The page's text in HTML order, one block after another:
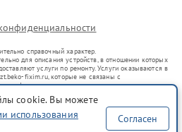
справочный характер.
для описания устройств, в отношении которых
услуги по ремонту. Услуги оказываются в
fixim.ru, которые не связаны с
их официальными представителями.
введенных в гражданский оборот в соответствии
цели индивидуализации услуг или введения
информирования о предоставляемых услугах по
cookie. Вы можете
использования
Согласен